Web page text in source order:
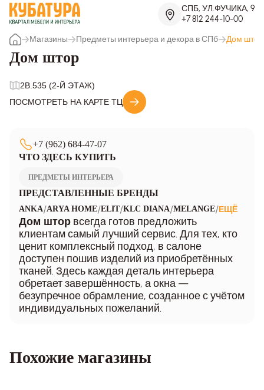
СПБ, УЛ.ФУЧИКА, 9
+7 812 244-10-00
Магазины
Предметы интерьера и декора в СПб Дом штор
Дом штор
2B.535 (2-Й ЭТАЖ)
ПОСМОТРЕТЬ НА КАРТЕ ТЦ
+7 (962) 684-47-07
ЧТО ЗДЕСЬ КУПИТЬ
ПРЕДМЕТЫ ИНТЕРЬЕРА
ПРЕДСТАВЛЕННЫЕ БРЕНДЫ
ANKA/ARYA HOME/ELIT/KLC DIANA/MELANGE/ЕЩЁ
Дом штор всегда готов предложить
клиентам самый лучший сервис. Для тех, кто
ценит комплексный подход, в салоне
доступен пошив изделий из приобретённых
тканей. Здесь каждая деталь интерьера
обретает завершённость, а окна —
безупречное обрамление, созданное с учётом
индивидуальных пожеланий.
Похожие магазины